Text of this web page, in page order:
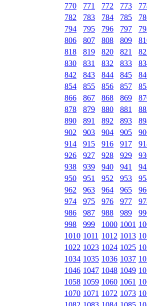
770
771 772 773
782
783 784 785
794
795 796 797
806
807 808 809
818
819 820 821
830
831 832 833
842
843 844 845
854
855 856 857
866
867 868 869
878
879 880 881
890
891 892 893
902
903 904 905
914
915 916 917
926
927 928 929
938
939 940 941
950
951 952 953
962
963 964 965
974
975 976 977
986
987 988 989
998
999 1000 1001
1010 1011 1012 1013
1022 1023 1024 1025
1034 1035 1036 1037
1046 1047 1048 1049
1058 1059 1060 1061
1070 1071 1072 1073